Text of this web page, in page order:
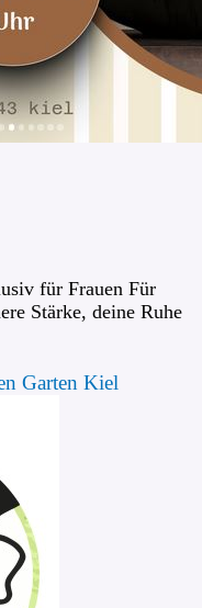
für Frauen Für
Stärke, deine Ruhe
Garten Kiel